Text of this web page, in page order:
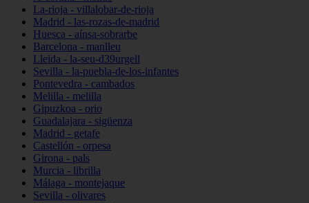
La-rioja - villalobar-de-rioja
Madrid - las-rozas-de-madrid
Huesca - aínsa-sobrarbe
Barcelona - manlleu
Lleida - la-seu-d39urgell
Sevilla - la-puebla-de-los-infantes
Pontevedra - cambados
Melilla - melilla
Gipuzkoa - orio
Guadalajara - sigüenza
Madrid - getafe
Castellón - orpesa
Girona - pals
Murcia - librilla
Málaga - montejaque
Sevilla - olivares